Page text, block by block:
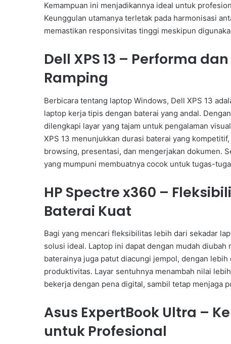
Kemampuan ini menjadikannya ideal untuk
Keunggulan utamanya terletak pada harmonisasi
memastikan responsivitas tinggi meskipun
Dell XPS 13 – Performa
Ramping
Berbicara tentang laptop Windows, Dell XPS 13
laptop kerja tipis dengan baterai yang andal.
dilengkapi layar yang tajam untuk pengalaman
XPS 13 menunjukkan durasi baterai yang
browsing, presentasi, dan mengerjakan dokumen.
yang mumpuni membuatnya cocok untuk tugas-
HP Spectre x360 –
Baterai Kuat
Bagi yang mencari fleksibilitas lebih dari sekadar
solusi ideal. Laptop ini dapat dengan mudah
baterainya juga patut diacungi jempol, dengan
produktivitas. Layar sentuhnya menambah nilai
bekerja dengan pena digital, sambil tetap menjaga
Asus ExpertBook Ultra –
untuk Profesional